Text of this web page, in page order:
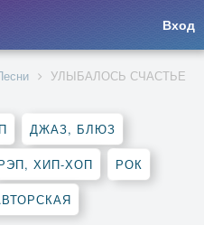
Вход
УЛЫБАЛОСЬ СЧАСТЬЕ
ДЖАЗ, БЛЮЗ
ХИП-ХОП РОК